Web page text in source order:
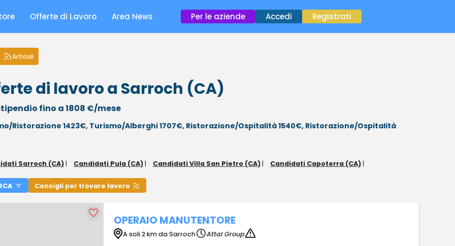
Offerte di Lavoro Area News Per le aziende Accedi Registrati
Articoli
di lavoro a Sarroch (CA)
fino a 1808 €/mese
Ristorazione 1423€, Turismo/Alberghi 1707€, Ristorazione/Ospitalità 1540€, Ristorazione/Ospitalità
Sarroch (CA) | Candidati Pula (CA) | Candidati Villa San Pietro (CA) | Candidati Capoterra (CA) |
Consigli per trovare lavoro
OPERAIO MANUTENTORE
A soli 2 km da Sarroch
Attal Group